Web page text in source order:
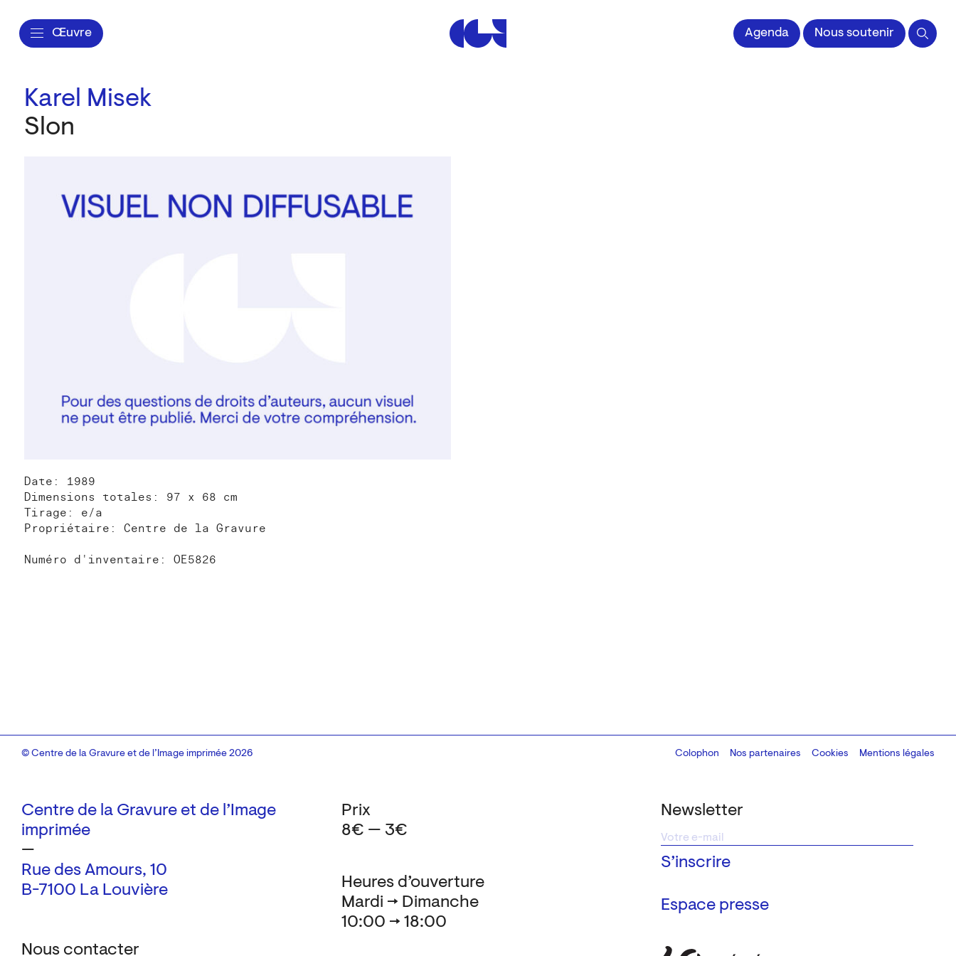
Œuvre Centre de la Gravure et de l'Image impriméeAgenda Nous soutenir
Karel Misek
Slon
Date: 1989
Dimensions totales: 97 x 68 cm
Tirage: e/a
Propriétaire: Centre de la Gravure
Numéro d'inventaire: OE5826
Centre de la Gravure et de l’Image
imprimée
—
Rue des Amours, 10
B-7100 La Louvière
Nous contacter
Newsletter
Espace presse
Heures d’ouverture
Mardi → Dimanche
10:00 → 18:00
Prix
8€ — 3€
© Centre de la Gravure et de l’Image imprimée 2026 Colophon
Design:Marcel Kaczmarek, code:8080.studio
Nos partenaires Cookies Mentions légales